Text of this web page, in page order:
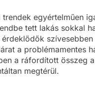
trendek egyértelműen
tett lakás sokkal
a problémamentes
a ráfordított összeg
megtérül.